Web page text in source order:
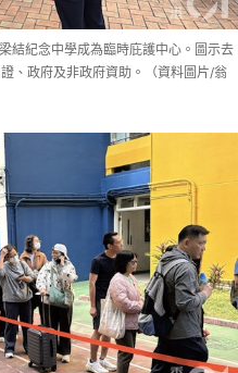
結紀念中學成為臨時庇護中心。圖示去
、政府及非政府資助。（資料圖片/翁